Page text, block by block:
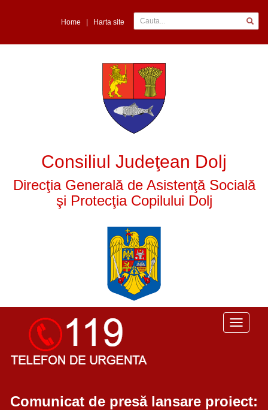
Home Harta site
Consiliul Judeţean Dolj
Direcţia Generală de Asistenţă Socială
şi Protecţia Copilului Dolj
Toggle
Comunicat de presă lansare proiect: